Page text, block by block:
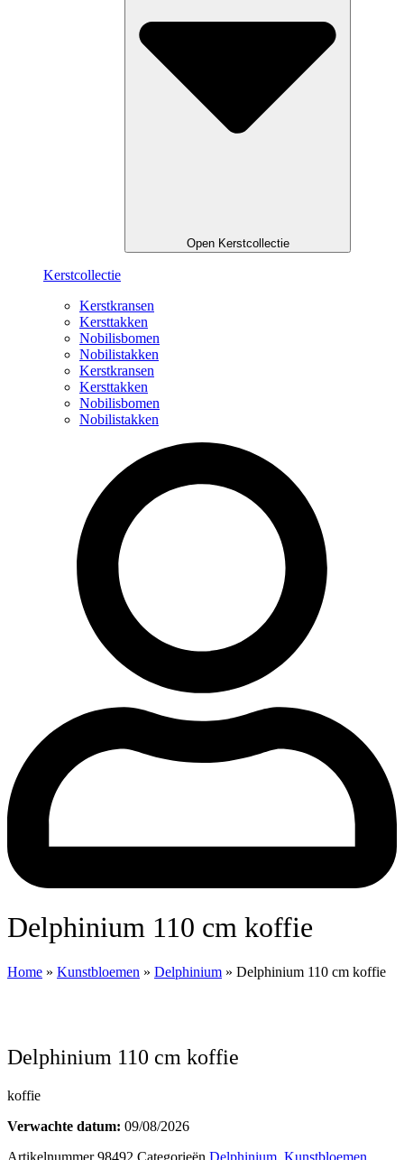
Open Kerstcollectie
Kerstcollectie
Kerstkransen
Kersttakken
Nobilisbomen
Nobilistakken
Kerstkransen
Kersttakken
Nobilisbomen
Nobilistakken
Delphinium 110 cm koffie
Home » Kunstbloemen » Delphinium » Delphinium 110 cm koffie
Delphinium 110 cm koffie
koffie
Verwachte datum: 09/08/2026
Artikelnummer98492 Categorieën Delphinium, Kunstbloemen